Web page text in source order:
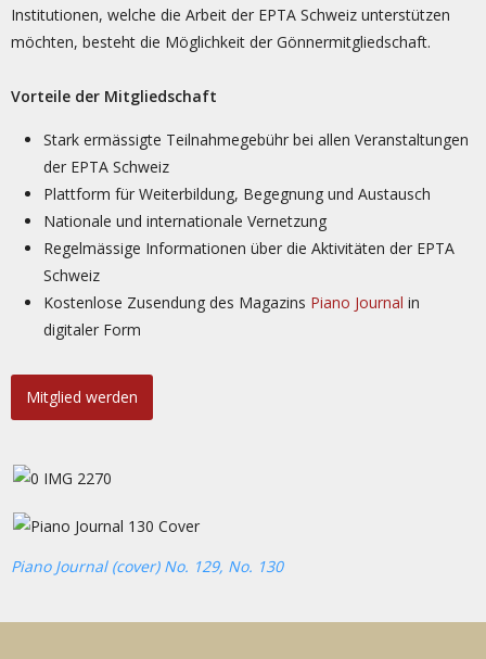
Institutionen, welche die Arbeit der EPTA Schweiz unterstützen
möchten, besteht die Möglichkeit der Gönnermitgliedschaft.
Vorteile der Mitgliedschaft
Stark ermässigte Teilnahmegebühr bei allen Veranstaltungen
der EPTA Schweiz
Plattform für Weiterbildung, Begegnung und Austausch
Nationale und internationale Vernetzung
Regelmässige Informationen über die Aktivitäten der EPTA
Schweiz
Kostenlose Zusendung des Magazins Piano Journal in
digitaler Form
Mitglied werden
Piano Journal (cover) No. 129, No. 130